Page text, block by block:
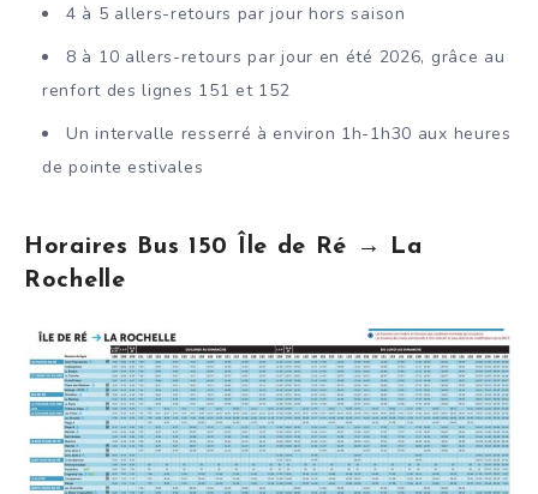
4 à 5 allers-retours par jour hors saison
8 à 10 allers-retours par jour en été 2026, grâce au
renfort des lignes 151 et 152
Un intervalle resserré à environ 1h-1h30 aux heures
de pointe estivales
Horaires Bus 150 Île de Ré → La
Rochelle